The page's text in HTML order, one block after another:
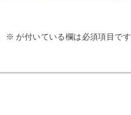
※ が付いている欄は必須項目です